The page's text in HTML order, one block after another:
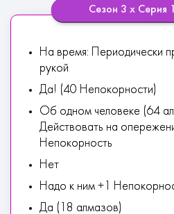
Сезон 3 х Серия
На время: Периодически
рукой
Да! (40 Непокорности)
Об одном человеке (64
Действовать на
Непокорность
Нет
Надо к ним +1
Да (18 алмазов)